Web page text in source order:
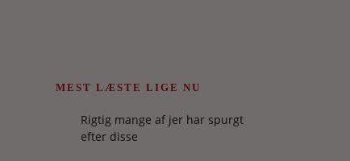
MEST LÆSTE LIGE NU
Rigtig mange af jer har spurgt
efter disse